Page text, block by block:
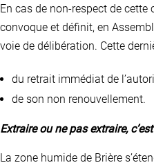
En cas de non-respect de
convoque et définit, en
voie de délibération. Cette
du retrait immédiat de
de son non renouvellement.
Extraire ou ne pas extraire,
La zone humide de Brière